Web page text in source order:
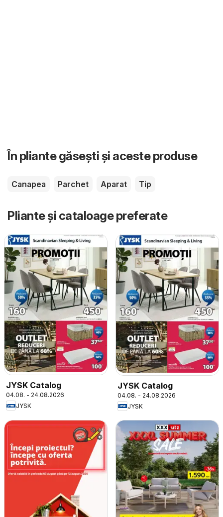
În pliante găsești și aceste produse
Canapea Parchet Aparat Tip
Pliante și cataloage preferate
JYSK Catalog
04.08. - 24.08.2026
JYSK
JYSK Catalog
04.08. - 24.08.2026
JYSK